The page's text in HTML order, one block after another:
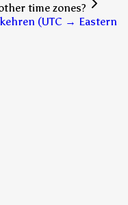
time zones?
(UTC → Eastern